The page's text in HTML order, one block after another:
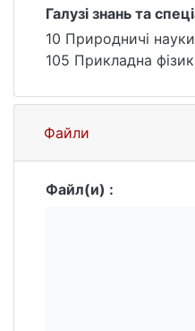
й ініфертера, а
різних концентрацій
опромінення
Галузі знань та
10 Природничі науки
105 Прикладна
Файли
Файл(и) :